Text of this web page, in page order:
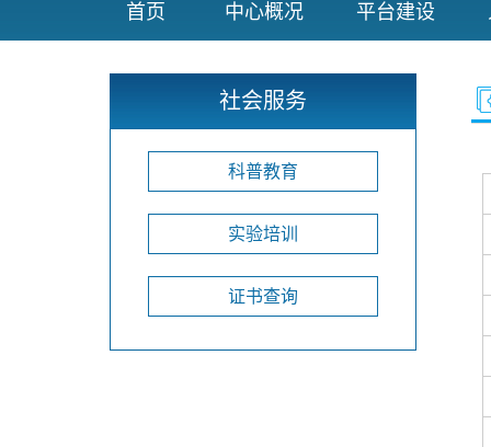
首页 中心概况 平台建设
社会服务
科普教育
实验培训
证书查询